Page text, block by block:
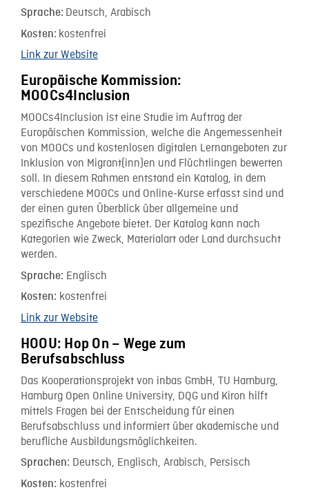
Sprache: Deutsch, Arabisch
Kosten: kostenfrei
Link zur Website
Europäische Kommission:
MOOCs4Inclusion
MOOCs4Inclusion ist eine Studie im Auftrag der
Europäischen Kommission, welche die Angemessenheit
von MOOCs und kostenlosen digitalen Lernangeboten zur
Inklusion von Migrant(inn)en und Flüchtlingen bewerten
soll. In diesem Rahmen entstand ein Katalog, in dem
verschiedene MOOCs und Online-Kurse erfasst sind und
der einen guten Überblick über allgemeine und
spezifische Angebote bietet. Der Katalog kann nach
Kategorien wie Zweck, Materialart oder Land durchsucht
werden.
Sprache: Englisch
Kosten: kostenfrei
Link zur Website
HOOU: Hop On – Wege zum
Berufsabschluss
Das Kooperationsprojekt von inbas GmbH, TU Hamburg,
Hamburg Open Online University, DQG und Kiron hilft
mittels Fragen bei der Entscheidung für einen
Berufsabschluss und informiert über akademische und
berufliche Ausbildungsmöglichkeiten.
Sprachen: Deutsch, Englisch, Arabisch, Persisch
Kosten: kostenfrei